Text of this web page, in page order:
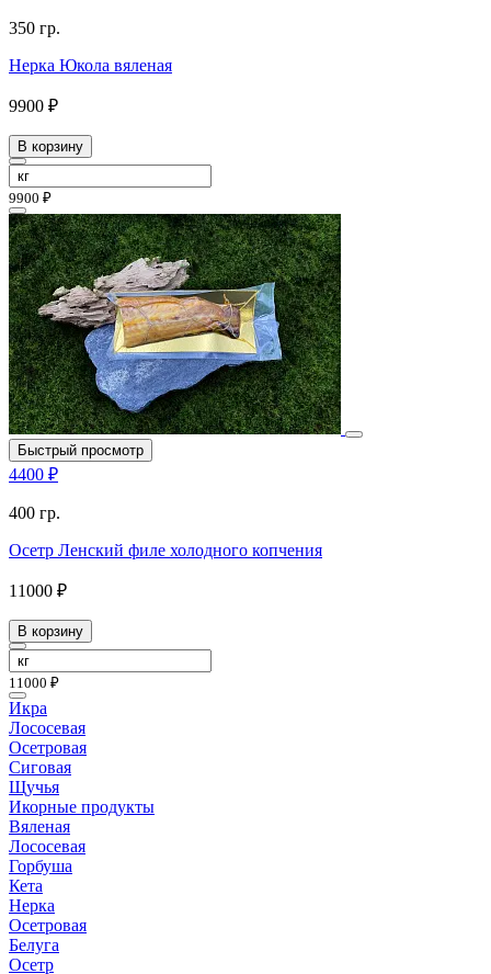
350 гр.
Нерка Юкола вяленая
9900 ₽
В корзину
9900 ₽
Быстрый просмотр
4400 ₽
400 гр.
Осетр Ленский филе холодного копчения
11000 ₽
В корзину
11000 ₽
Икра
Лососевая
Осетровая
Сиговая
Щучья
Икорные продукты
Вяленая
Лососевая
Горбуша
Кета
Нерка
Осетровая
Белуга
Осетр